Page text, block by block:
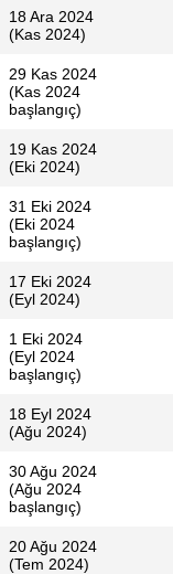
18 Ara 2024
(Kas 2024)
29 Kas 2024
(Kas 2024
başlangıç)
19 Kas 2024
(Eki 2024)
31 Eki 2024
(Eki 2024
başlangıç)
17 Eki 2024
(Eyl 2024)
1 Eki 2024
(Eyl 2024
başlangıç)
18 Eyl 2024
(Ağu 2024)
30 Ağu 2024
(Ağu 2024
başlangıç)
20 Ağu 2024
(Tem 2024)